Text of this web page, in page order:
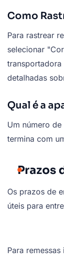
Como
Para rastrear
selecionar
detalhadas
Qual é a
Um número
termina com
Prazos
Os prazos de
úteis para
Para